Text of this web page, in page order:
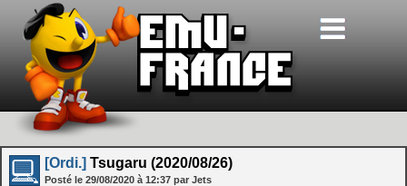
[Ordi.] Tsugaru (2020/08/26)
Posté le 29/08/2020 à 12:37 par Jets